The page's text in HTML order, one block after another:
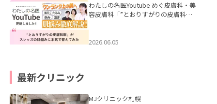
わたしの名医Youtube めぐ皮膚科・美
容皮膚科「”とおりすがりの皮膚科
2026.06.05
最新クリニック
MJクリニック札幌